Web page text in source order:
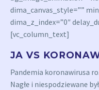
dima_canvas_style=””
dima_z_index=”0″
[vc_column_text]
JA VS
Pandemia koronawirusa
Nagłe i niespodziewane